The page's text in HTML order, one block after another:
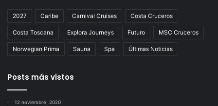
2027 Caribe Carnival Cruises Costa Cruceros
Costa Toscana Explora Journeys Futuro MSC Cruceros
Norwegian Prima Sauna Spa Últimas Noticias
Posts más vistos
12 noviembre, 2020